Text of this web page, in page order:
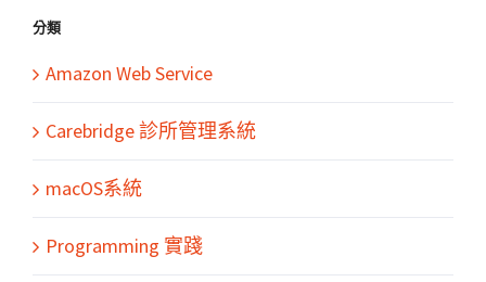
分類
Amazon Web Service
Carebridge 診所管理系統
macOS系統
Programming 實踐